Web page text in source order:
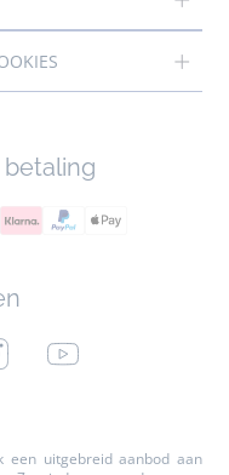
betaling
InstagramYoutube
een uitgebreid aanbod aan